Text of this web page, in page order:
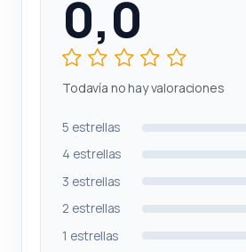
0,0
Todavía no hay valoraciones
5 estrellas
4 estrellas
3 estrellas
2 estrellas
1 estrellas